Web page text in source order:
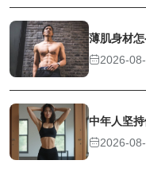
薄肌身材
2026-
中年人坚
2026-